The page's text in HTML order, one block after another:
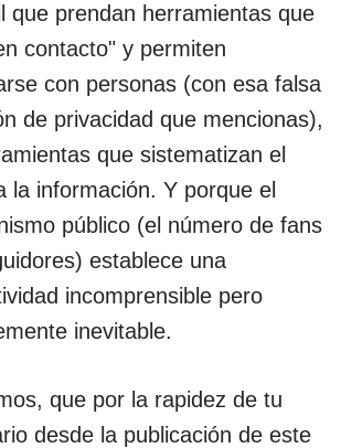
que prendan herramientas que
contacto" y permiten
con personas (con esa falsa
de privacidad que mencionas),
que sistematizan el
la información. Y porque el
público (el número de fans
establece una
incomprensible pero
inevitable.
que por la rapidez de tu
desde la publicación de este